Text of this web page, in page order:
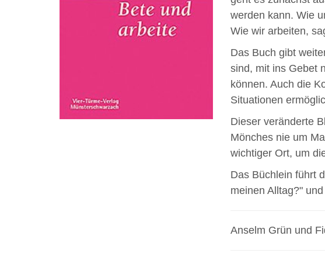
werden kann. Wie
Wie wir arbeiten,
Das Buch gibt
sind, mit ins Gebet
können. Auch die
Situationen
Dieser veränderte
Mönches nie um
wichtiger Ort, um
Das Büchlein führt
meinen Alltag?"
Anselm Grün und